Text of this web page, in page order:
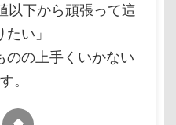
以下から頑張って這
い」
のの上手くいかない
。